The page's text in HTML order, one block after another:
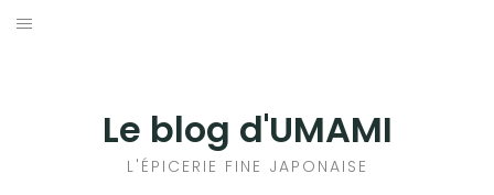
Aller
Le blog d'UMAMI
L'ÉPICERIE FINE JAPONAISE